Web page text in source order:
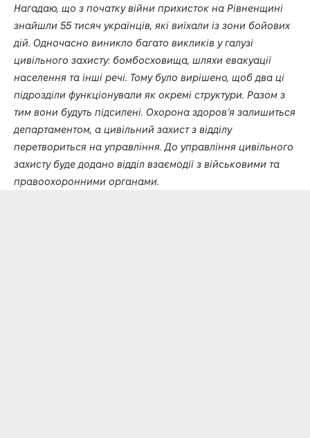
Нагадаю, що з початку війни прихисток на Рівненщині
знайшли 55 тисяч українців, які виїхали із зони бойових
дій. Одночасно виникло багато викликів у галузі
цивільного захисту: бомбосховища, шляхи евакуації
населення та інші речі. Тому було вирішено, щоб два ці
підрозділи функціонували як окремі структури. Разом з
тим вони будуть підсилені. Охорона здоров’я залишиться
департаментом, а цивільний захист з відділу
перетвориться на управління. До управління цивільного
захисту буде додано відділ взаємодії з військовими та
правоохоронними органами.